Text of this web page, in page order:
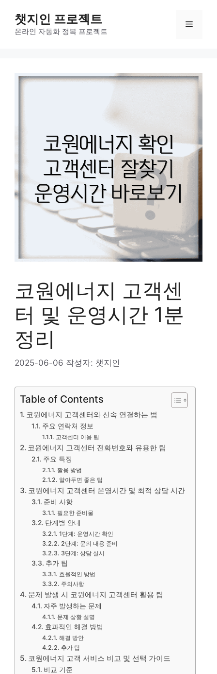
챗지인 프로젝트
온라인 자동화 정복 프로젝트
메
코원에너지 고객센
터 및 운영시간 1분
정리
2025-06-06 작성자: 챗지인
Table of Contents
코원에너지 고객센터와 신속 연결하는 법
주요 연락처 정보
고객센터 이용 팁
코원에너지 고객센터 전화번호와 유용한 팁
주요 특징
활용 방법
알아두면 좋은 팁
코원에너지 고객센터 운영시간 및 최적 상담 시간
준비 사항
필요한 준비물
단계별 안내
1단계: 운영시간 확인
2단계: 문의 내용 준비
3단계: 상담 실시
추가 팁
효율적인 방법
주의사항
문제 발생 시 코원에너지 고객센터 활용 팁
자주 발생하는 문제
문제 상황 설명
효과적인 해결 방법
해결 방안
추가 팁
코원에너지 고객 서비스 비교 및 선택 가이드
비교 기준